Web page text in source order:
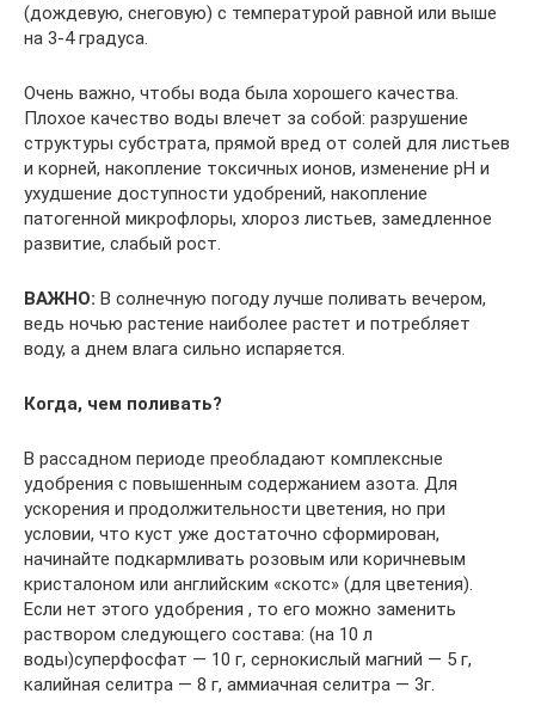
(дождевую, снеговую) с температурой равной или выше
на 3-4 градуса.
Очень важно, чтобы вода была хорошего качества.
Плохое качество воды влечет за собой: разрушение
структуры субстрата, прямой вред от солей для листьев
и корней, накопление токсичных ионов, изменение рН и
ухудшение доступности удобрений, накопление
патогенной микрофлоры, хлороз листьев, замедленное
развитие, слабый рост.
ВАЖНО: В солнечную погоду лучше поливать вечером,
ведь ночью растение наиболее растет и потребляет
воду, а днем влага сильно испаряется.
Когда, чем поливать?
В рассадном периоде преобладают комплексные
удобрения с повышенным содержанием азота. Для
ускорения и продолжительности цветения, но при
условии, что куст уже достаточно сформирован,
начинайте подкармливать розовым или коричневым
кристалоном или английским «скотс» (для цветения).
Если нет этого удобрения , то его можно заменить
раствором следующего состава: (на 10 л
воды)суперфосфат — 10 г, сернокислый магний — 5 г,
калийная селитра — 8 г, аммиачная селитра — 3г.